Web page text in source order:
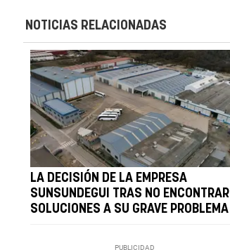
NOTICIAS RELACIONADAS
LA DECISIÓN DE LA EMPRESA
SUNSUNDEGUI TRAS NO ENCONTRAR
SOLUCIONES A SU GRAVE PROBLEMA